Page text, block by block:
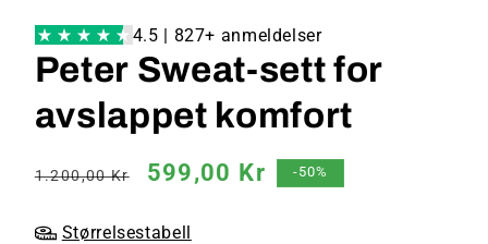
4.5 | 827+ anmeldelser
Peter Sweat-sett for
avslappet komfort
Vanlig
1.200,00 Kr Salgspris
599,00 Kr -50%
Størrelsestabell